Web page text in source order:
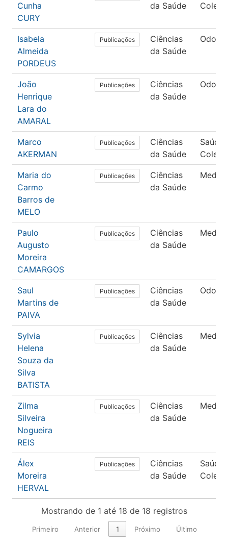
Cunha
CURY
da Saúde
Isabela
Almeida
PORDEUS
Publicações
Ciências
da Saúde
João
Henrique
Lara do
AMARAL
Publicações
Ciências
da Saúde
Marco
AKERMAN
Publicações
Ciências
da Saúde
Saúde
Maria do
Carmo
Barros de
MELO
Publicações
Ciências
da Saúde
Paulo
Augusto
Moreira
CAMARGOS
Publicações
Ciências
da Saúde
Saul
Martins de
PAIVA
Publicações
Ciências
da Saúde
Sylvia
Helena
Souza da
Silva
BATISTA
Publicações
Ciências
da Saúde
Zilma
Silveira
Nogueira
REIS
Publicações
Ciências
da Saúde
Álex
Moreira
HERVAL
Publicações
Ciências
da Saúde
Saúde
Mostrando de 1 até 18 de 18 registros
Primeiro Anterior 1 Próximo Último